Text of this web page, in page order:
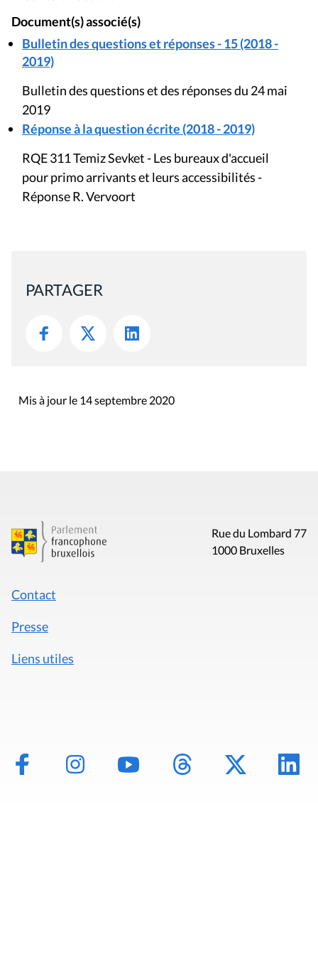
Document(s) associé(s)
Bulletin des questions et réponses - 15 (2018 -
2019)
Bulletin des questions et des réponses du 24 mai
2019
Réponse à la question écrite (2018 - 2019)
RQE 311 Temiz Sevket - Les bureaux d'accueil
pour primo arrivants et leurs accessibilités -
Réponse R. Vervoort
PARTAGER
Mis à jour le 14 septembre 2020
Rue du Lombard 77
1000 Bruxelles
Contact
Presse
Liens utiles